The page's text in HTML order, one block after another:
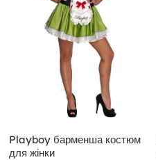
Playboy барменша костюм
для жінки